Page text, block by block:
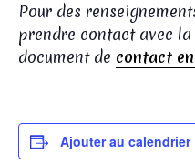
Pour des
prendre contact avec la
document de contact
Ajouter au calendrier